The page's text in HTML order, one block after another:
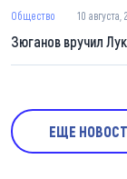
Общество 10 августа,
Зюганов вручил
ЕЩЕ